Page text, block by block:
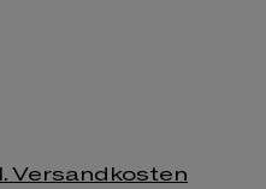
Versandkosten